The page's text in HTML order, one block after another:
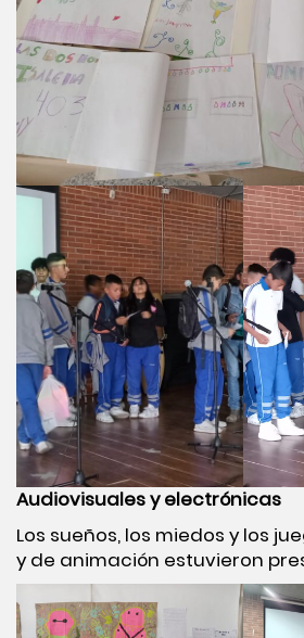
Audiovisuales y electrónicas
Los sueños, los miedos y los
y de animación estuvieron